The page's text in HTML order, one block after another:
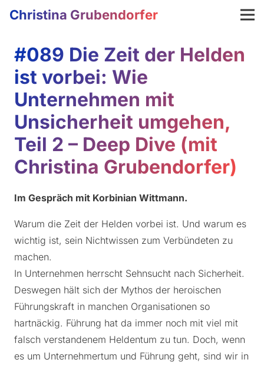
Christina Grubendorfer
#089 Die Zeit der Helden
ist vorbei: Wie
Unternehmen mit
Unsicherheit umgehen,
Teil 2 – Deep Dive (mit
Christina Grubendorfer)
Im Gespräch mit Korbinian Wittmann.
Warum die Zeit der Helden vorbei ist. Und warum es
wichtig ist, sein Nichtwissen zum Verbündeten zu
machen.
In Unternehmen herrscht Sehnsucht nach Sicherheit.
Deswegen hält sich der Mythos der heroischen
Führungskraft in manchen Organisationen so
hartnäckig. Führung hat da immer noch mit viel mit
falsch verstandenem Heldentum zu tun. Doch, wenn
es um Unternehmertum und Führung geht, sind wir in